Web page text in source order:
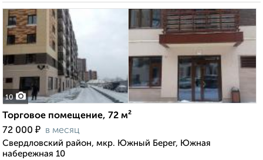
10
Торговое помещение, 72 м²
72 000 ₽ в месяц
Свердловский район, мкр. Южный Берег, Южная
набережная 10